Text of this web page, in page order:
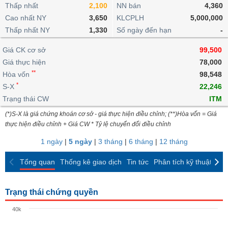
lỗ
dịch
nội
Niên
giám
Tài
liệu
cổ
Định
giá
ngoài
doanh
Top
cổ
phiếu
ngành
giao
dịch
dịch
Chứng
quyền
quan
Thống
giao
dịch
Thống
giao
dịch
Tin
tức
Phân
tích
kỹ
thuật
trực
tuyến
Bộ
lọc
cổ
So
sánh
Báo
cáo
Vĩ
mô
lai
Chứng
quyền
Trái
phiếu
IR
Awards
tạo
Dịch
vụ
Thấp nhất
2,100
Cao nhất NY
3,650
Thấp nhất NY
1,330
NN bán
4,360
KLCPLH
5,000,000
Số ngày đến hạn
-
Giá CK cơ sở
99,500
Giá thực hiện
78,000
Hòa vốn **
98,548
S-X *
22,246
Trạng thái CW
ITM
(*)S-X là giá chứng khoán cơ sở - giá thực hiện điều chỉnh; (**)Hòa vốn = Giá
thực hiện điều chỉnh + Giá CW * Tỷ lệ chuyển đổi điều chỉnh
1 ngày| 5 ngày| 3 tháng | 6 tháng | 12 tháng
Tổng quan Thống kê giao dịch Tin tức Phân tích kỹ thuật
Trạng thái chứng quyền
40k
BẤT
ĐỘNG
SẢN
TÀI
CHÍNH
HÀNG
KINH